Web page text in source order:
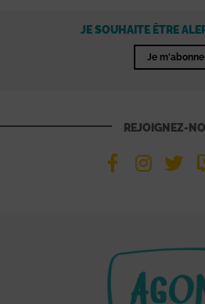
JE SOUHAITE ÊTRE
Je m'abonne
REJOIGNEZ-